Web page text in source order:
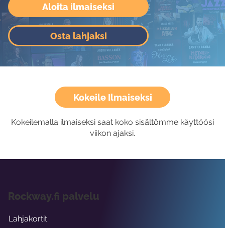
Aloita ilmaiseksi
Osta lahjaksi
Kokeile Ilmaiseksi
Kokeilemalla ilmaiseksi saat koko sisältömme käyttöösi
viikon ajaksi.
Rockway.fi palvelu
Lahjakortit